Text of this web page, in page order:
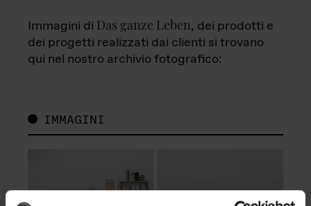
Immagini di Das ganze Leben, dei prodotti e
dei progetti realizzati dai clienti si trovano
qui nel nostro archivio fotografico:
IMMAGINI